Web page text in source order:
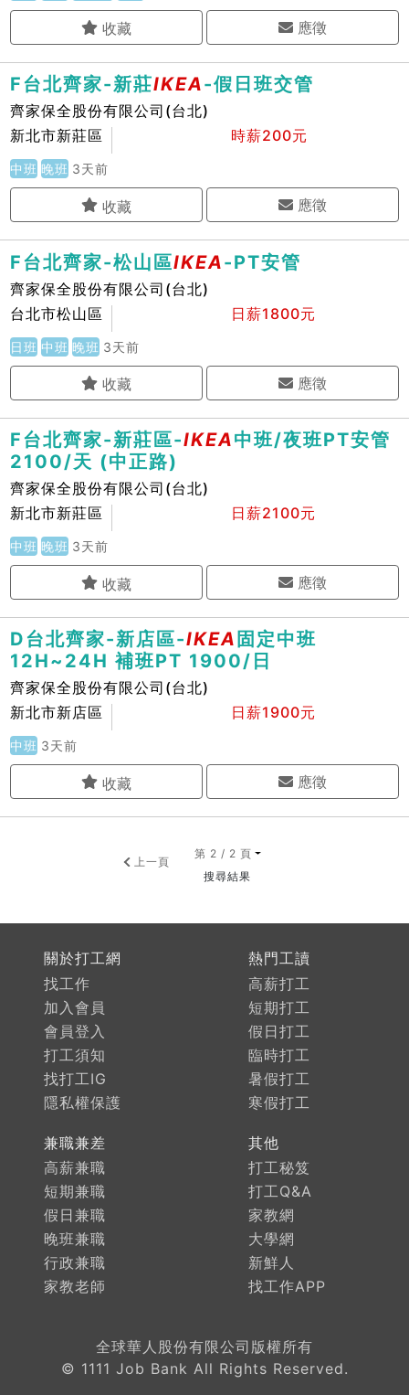
應徵
F台北齊家-新莊IKEA-假日班交管
齊家保全股份有限公司(台北)
新北市新莊區
時薪200元
中班 晚班 3天前
應徵
F台北齊家-松山區IKEA-PT安管
齊家保全股份有限公司(台北)
台北市松山區
日薪1800元
日班 中班 晚班 3天前
應徵
F台北齊家-新莊區-IKEA中班/夜班PT安管
2100/天 (中正路)
齊家保全股份有限公司(台北)
新北市新莊區
日薪2100元
中班 晚班 3天前
應徵
D台北齊家-新店區-IKEA 固定中班
12H~24H 補班PT 1900/日
齊家保全股份有限公司(台北)
新北市新店區
日薪1900元
中班 3天前
應徵
上一頁
第 2 / 2 頁
搜尋結果
關於打工網
找工作
加入會員
會員登入
打工須知
找打工IG
隱私權保護
熱門工讀
高薪打工
短期打工
假日打工
臨時打工
暑假打工
寒假打工
兼職兼差
高薪兼職
短期兼職
假日兼職
晚班兼職
行政兼職
家教老師
其他
打工秘笈
打工Q&A
家教網
大學網
新鮮人
找工作APP
全球華人股份有限公司版權所有
© 1111 Job Bank All Rights Reserved.